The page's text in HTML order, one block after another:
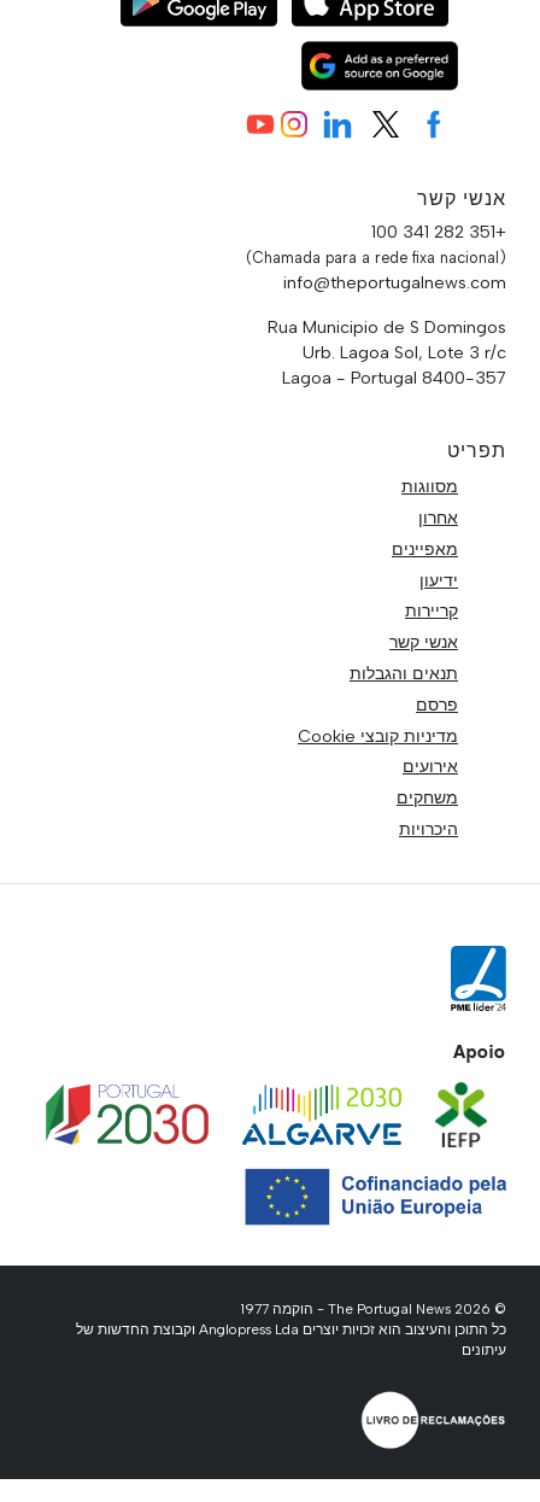
אנשי קשר
+351 282 341 100
(Chamada para a rede fixa nacional)
info@theportugalnews.com
Rua Municipio de S Domingos
Urb. Lagoa Sol, Lote 3 r/c
8400-357 Lagoa - Portugal
תפריט
מסווגות
אחרון
מאפיינים
ידיעון
קריירות
אנשי קשר
תנאים והגבלות
פרסם
מדיניות קובצי Cookie
אירועים
משחקים
היכרויות
Apoio
© 2026 The Portugal News - הוקמה 1977
כל התוכן והעיצוב הוא זכויות יוצרים Anglopress Lda וקבוצת החדשות של
עיתונים